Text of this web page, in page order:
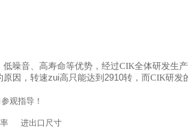
噪音、高寿命等优势，经过CIK全体研发生
因，转速zui高只能达到2910转，而CIK研发
观指导！
进出口尺寸